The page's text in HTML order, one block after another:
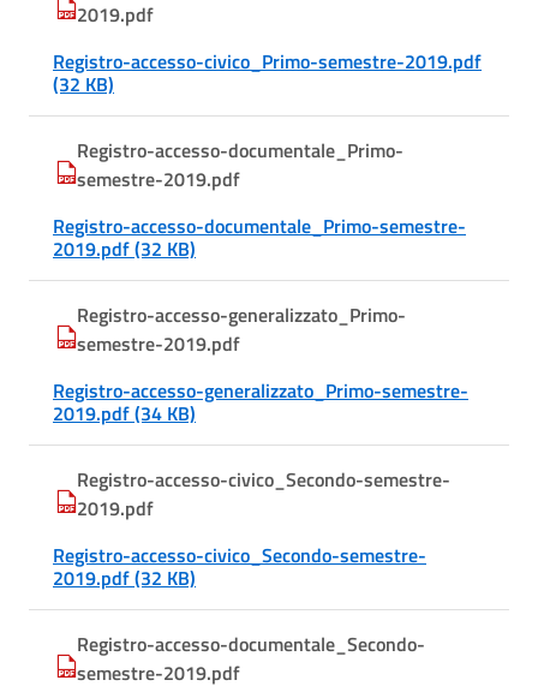
2019.pdf
Registro-accesso-civico_Primo-semestre-2019.pdf
(32 KB)
Registro-accesso-documentale_Primo-
semestre-2019.pdf
Registro-accesso-documentale_Primo-semestre-
2019.pdf (32 KB)
Registro-accesso-generalizzato_Primo-
semestre-2019.pdf
Registro-accesso-generalizzato_Primo-semestre-
2019.pdf (34 KB)
Registro-accesso-civico_Secondo-semestre-
2019.pdf
Registro-accesso-civico_Secondo-semestre-
2019.pdf (32 KB)
Registro-accesso-documentale_Secondo-
semestre-2019.pdf